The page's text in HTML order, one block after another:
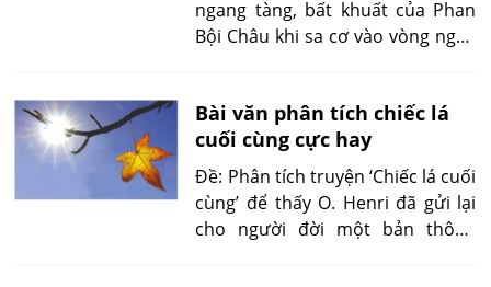
ngang tàng, bất khuất của Phan
Bội Châu khi sa cơ vào vòng ngục
Bài văn phân tích chiếc lá
cuối cùng cực hay
Đề: Phân tích truyện ‘Chiếc lá cuối
cùng’ để thấy O. Henri đã gửi lại
cho người đời một bản thông